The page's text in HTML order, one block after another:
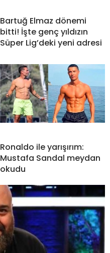
Bartuğ Elmaz dönemi
bitti! İşte genç yıldızın
Süper Lig’deki yeni adresi
Ronaldo ile yarışırım:
Mustafa Sandal meydan
okudu